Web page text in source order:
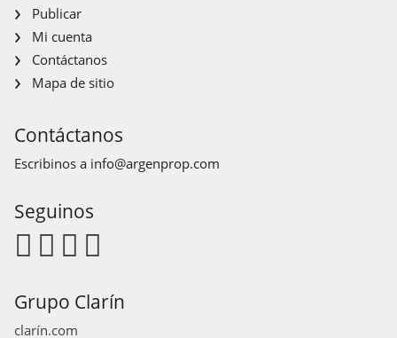
Publicar
Mi cuenta
Contáctanos
Mapa de sitio
Contáctanos
Escribinos a info@argenprop.com
Seguinos
Grupo Clarín
clarín.com